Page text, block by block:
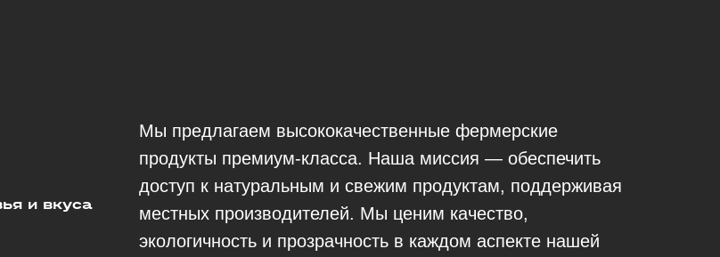
и вкуса
Мы предлагаем высококачественные фермерские
продукты премиум-класса. Наша миссия — обеспечить
доступ к натуральным и свежим продуктам, поддерживая
местных производителей. Мы ценим качество,
экологичность и прозрачность в каждом аспекте нашей